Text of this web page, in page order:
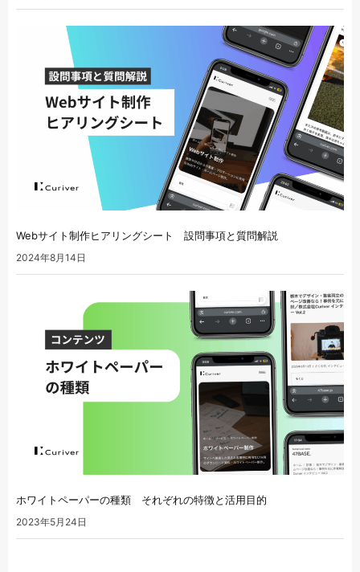
Webサイト制作ヒアリングシート 設問事項と質問解説
2024年8月14日
ホワイトペーパーの種類 それぞれの特徴と活用目的
2023年5月24日